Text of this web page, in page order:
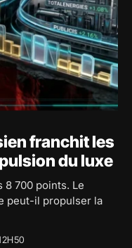
franchit les
du luxe
8 700 points. Le
peut-il propulser la